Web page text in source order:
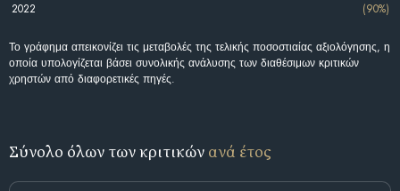
2022 (90%)
Το γράφημα απεικονίζει τις μεταβολές της τελικής ποσοστιαίας αξιολόγησης, η
οποία υπολογίζεται βάσει συνολικής ανάλυσης των διαθέσιμων κριτικών
χρηστών από διαφορετικές πηγές.
Σύνολο όλων των κριτικών ανά έτος